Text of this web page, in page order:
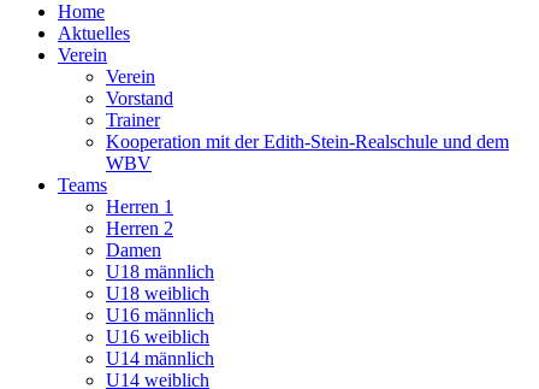
Home
Aktuelles
Verein
Verein
Vorstand
Trainer
Kooperation mit der Edith-Stein-Realschule und dem
WBV
Teams
Herren 1
Herren 2
Damen
U18 männlich
U18 weiblich
U16 männlich
U16 weiblich
U14 männlich
U14 weiblich